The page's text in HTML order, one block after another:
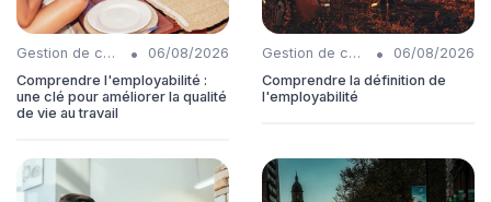
Gestion de carrière •
06/08/2026
Comprendre l'employabilité :
une clé pour améliorer la qualité
de vie au travail
Gestion de carrière •
06/08/2026
Comprendre la définition de
l'employabilité